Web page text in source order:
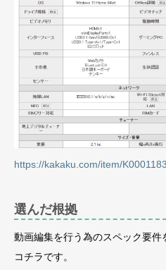
https://kakaku.com/item/
選んだ根拠
動画編集を行う為のスペック要
コチラです。